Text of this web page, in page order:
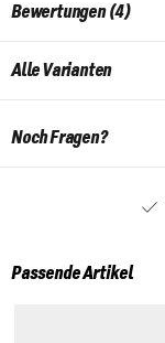
Bewertungen (4)
Alle Varianten
Noch Fragen?
Passende Artikel